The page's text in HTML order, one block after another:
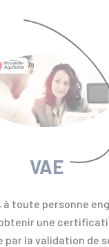
VAE
à toute personne
une
par la validation de